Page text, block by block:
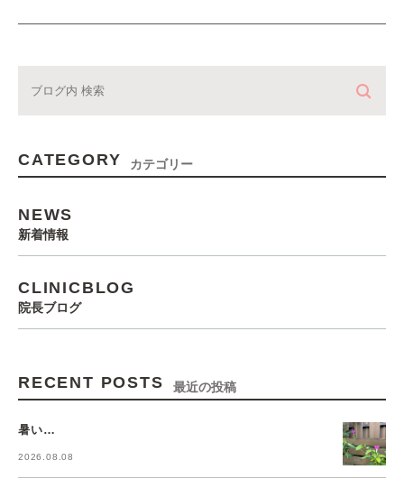
CATEGORY カテゴリー
NEWS
新着情報
CLINICBLOG
院長ブログ
RECENT POSTS 最近の投稿
暑い…
2026.08.08